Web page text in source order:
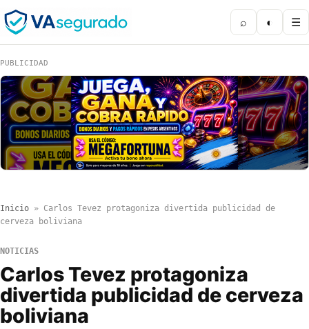
⌕ ◐ ☰
PUBLICIDAD
Inicio » Carlos Tevez protagoniza divertida publicidad de
cerveza boliviana
NOTICIAS
Carlos Tevez protagoniza
divertida publicidad de cerveza
boliviana